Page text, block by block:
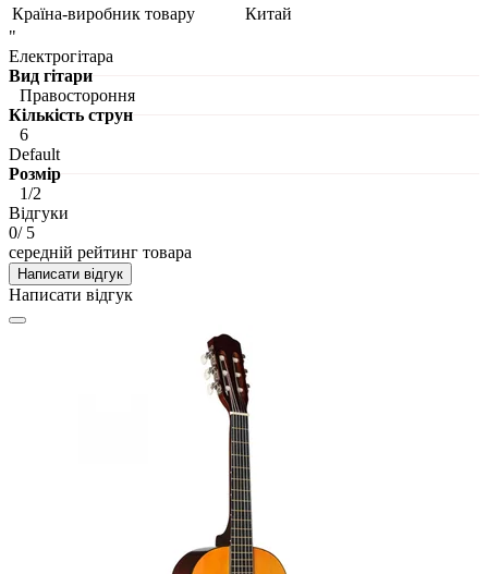
Країна-виробник товару
Китай
"
Електрогітара
Вид гітари
Правостороння
Кількість струн
6
Default
Розмір
1/2
Відгуки
0/ 5
середній рейтинг товара
Написати відгук
Написати відгук